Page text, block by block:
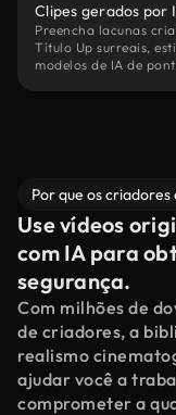
Clipes gerados por
Preencha lacunas
Título Up surreais,
modelos de IA de
Por que os
Use vídeos
com IA para
segurança.
Com milhões de
de criadores, a
realismo
ajudar você a
comprometer a